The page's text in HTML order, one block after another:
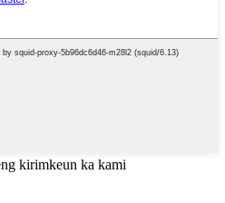
kirimkeun ka kami